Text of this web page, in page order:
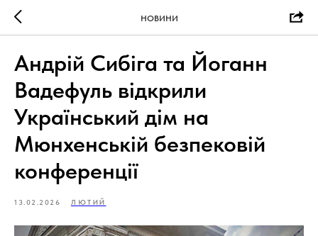
НОВИНИ
Андрій Сибіга та Йоганн
Вадефуль відкрили
Український дім на
Мюнхенській безпековій
конференції
13.02.2026 ЛЮТИЙ